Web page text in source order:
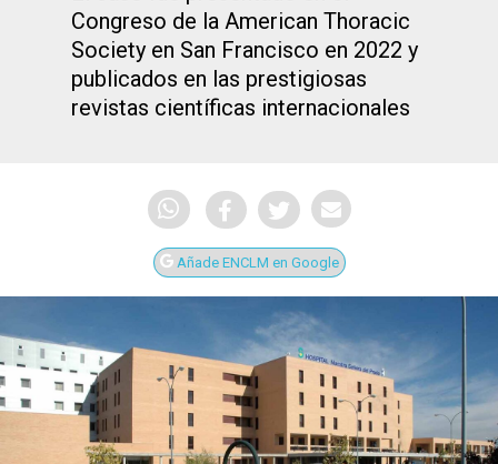
Congreso de la American Thoracic
Society en San Francisco en 2022 y
publicados en las prestigiosas
revistas científicas internacionales
Añade ENCLM en Google